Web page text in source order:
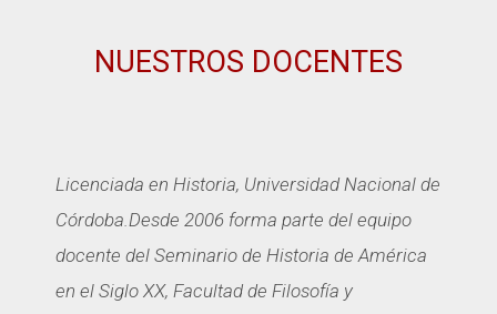
NUESTROS DOCENTES
Licenciada en Historia, Universidad Nacional de
Córdoba.Desde 2006 forma parte del equipo
docente del Seminario de Historia de América
en el Siglo XX, Facultad de Filosofía y